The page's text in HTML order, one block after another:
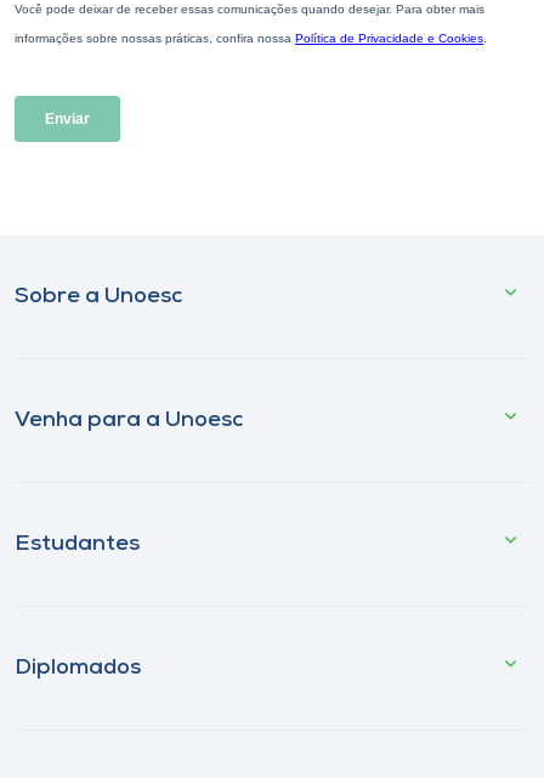
Sobre a Unoesc
Venha para a Unoesc
Estudantes
Diplomados